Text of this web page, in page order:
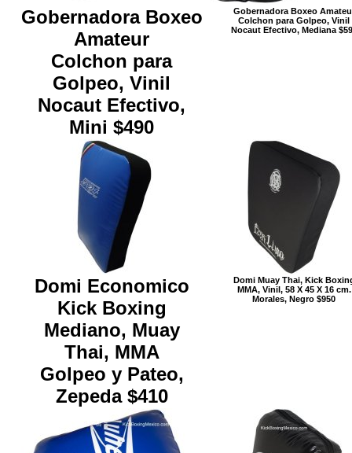
Gobernadora Boxeo
Amateur
Colchon para
Golpeo, Vinil
Nocaut Efectivo,
Mini $490
Gobernadora Boxeo
Colchon para Golpeo, Vinil
Nocaut Efectivo, Mediana
Domi Economico
Kick Boxing
Mediano, Muay
Thai, MMA
Golpeo y Pateo,
Zepeda $410
Domi Muay Thai, Kick
MMA, Vinil, 58 X 45 X 16 cm.
Morales, Negro $950